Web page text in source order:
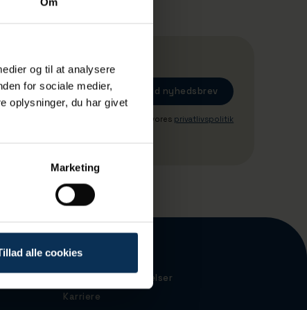
og til at analysere
for sociale medier,
oplysninger, du har givet
Marketing
alle cookies
Ved tilmeding accepterer du vores privatlivspolitik
Havnekort
Forretningsbetingelser
Karriere